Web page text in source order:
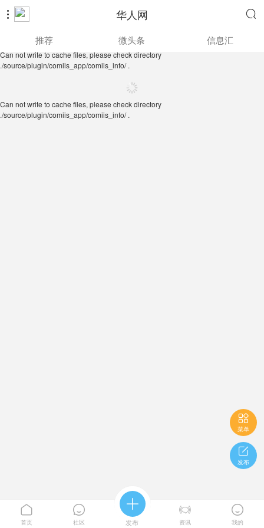
 华人网 
./source/plugin/comiis_app/comiis_info/ .
推荐 微头条 信息汇
Can not write to cache files, please check directory
./source/plugin/comiis_app/comiis_info/ .

菜单

发布

首页

社区

发布

资讯

我的
Can not write to cache files, please check directory
./source/plugin/comiis_app/comiis_info/ .